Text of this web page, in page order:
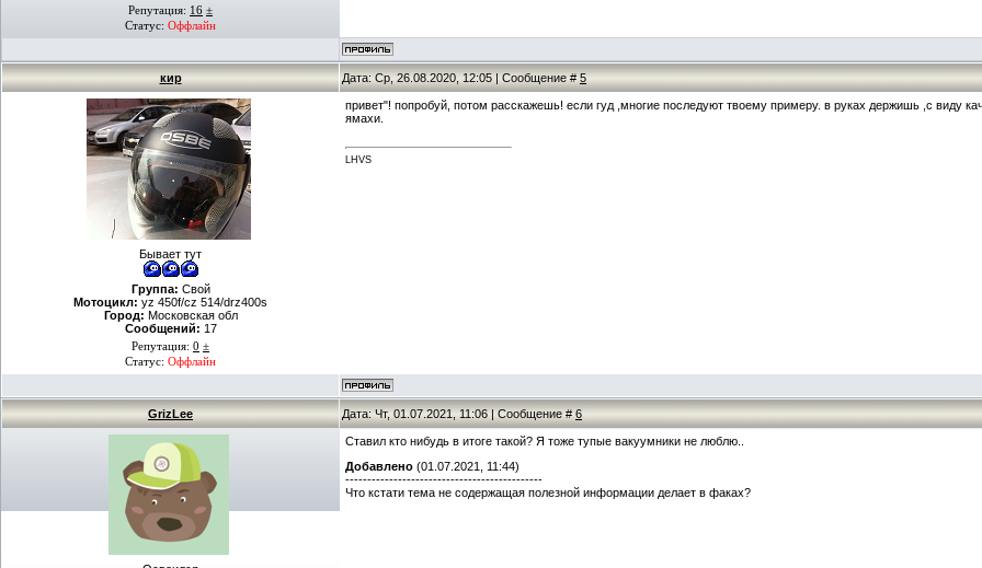
Репутация: 16 ±
Статус: Оффлайн
кир Дата: Ср, 26.08.2020, 12:05 | Сообщение # 5
Бывает тут
Группа: Свой
Мотоцикл: yz 450f/cz 514/drz400s
Город: Московская обл
Сообщений: 17
Репутация: 0 ±
Статус: Оффлайн
привет"! попробуй, потом расскажешь! если гуд ,многие последуют твоему примеру. в руках держишь ,с виду
ямахи.
LHVS
GrizLee Дата: Чт, 01.07.2021, 11:06 | Сообщение # 6
Ставил кто нибудь в итоге такой? Я тоже тупые вакуумники не люблю..
Добавлено (01.07.2021, 11:44)
---------------------------------------------
Что кстати тема не содержащая полезной информации делает в факах?